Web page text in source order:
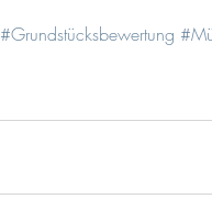
#Grundstücksbewertung